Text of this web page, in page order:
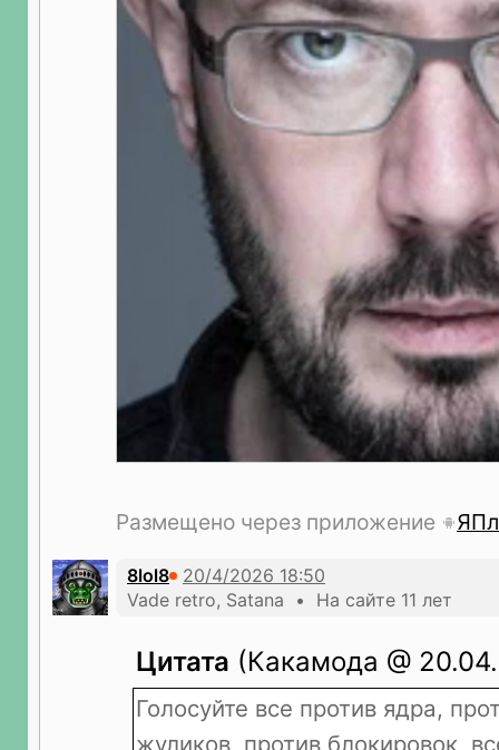
Размещено через приложение
8lol8
Vade retro, Satana • На сайте 11 лет
Цитата (Какамода @
Голосуйте все против ядра,
жуликов, против блокировок,